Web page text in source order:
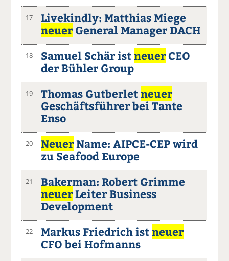
17
Livekindly: Matthias Miege
neuer General Manager DACH
18 Samuel Schär istneuerCEO
der Bühler Group
19 Thomas Gutberletneuer
Geschäftsführer bei Tante
Enso
20 NeuerName: AIPCE-CEP wird
zu Seafood Europe
21
Bakerman: Robert Grimme
neuerLeiter Business
Development
22 Markus Friedrich istneuer
CFO bei Hofmanns